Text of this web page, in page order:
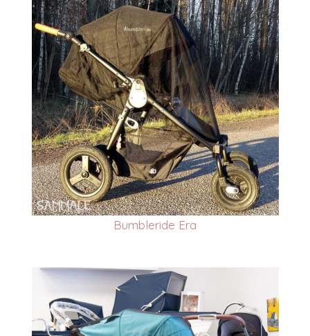
Bumbleride Era